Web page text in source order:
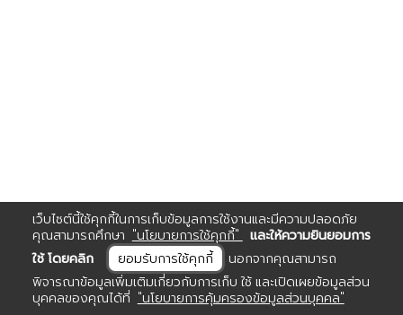
เว็บไซต์นี้ใช้คุกกี้ในการเก็บข้อมูลการใช้งานและมีความปลอดภัย
คุณสามารถศึกษา "นโยบายการใช้คุกกี้"
และให้ความยินยอมการ
ใช้ โดยคลิก
ยอมรับการใช้คุกกี้
นอกจากคุณสามารถ
พิจารณาข้อมูลเพิ่มเติมเกี่ยวกับการเก็บ ใช้ และเปิดเผยข้อมูลส่วน
บุคคลของคุณได้ที่ "นโยบายการคุ้มครองข้อมูลส่วนบุคคล"